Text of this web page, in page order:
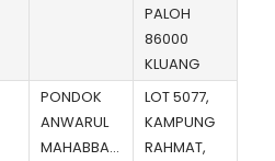
PALOH
86000
KLUANG
PONDOK
ANWARUL
MAHABBAH
LOT 5077,
KAMPUNG
RAHMAT,